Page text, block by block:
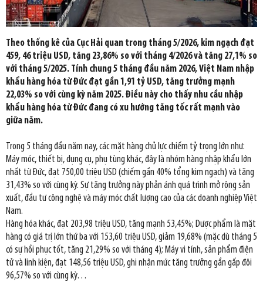
Theo thống kê của Cục Hải quan trong tháng 5/2026, kim ngạch đạt
459, 46 triệu USD, tăng 23,86% so với tháng 4/2026 và tăng 27,1% so
với tháng 5/2025. Tính chung 5 tháng đầu năm 2026, Việt Nam nhập
khẩu hàng hóa từ Đức đạt gần 1,91 tỷ USD, tăng trưởng mạnh
22,03% so với cùng kỳ năm 2025. Điều này cho thấy nhu cầu nhập
khẩu hàng hóa từ Đức đang có xu hướng tăng tốc rất mạnh vào
giữa năm.
Trong 5 tháng đầu năm nay, các mặt hàng chủ lực chiếm tỷ trọng lớn như:
Máy móc, thiết bị, dụng cụ, phụ tùng khác, đây là nhóm hàng nhập khẩu lớn
nhất từ Đức, đạt 750,00 triệu USD (chiếm gần 40% tổng kim ngạch) và tăng
31,43% so với cùng kỳ. Sự tăng trưởng này phản ánh quá trình mở rộng sản
xuất, đầu tư công nghệ và máy móc chất lượng cao của các doanh nghiệp Việt
Nam.
Hàng hóa khác, đạt 203,98 triệu USD, tăng mạnh 53,45%; Dược phẩm là mặt
hàng có giá trị lớn thứ ba với 153,60 triệu USD, giảm 19,68% (mặc dù tháng 5
có sự hồi phục tốt, tăng 21,29% so với tháng 4); Máy vi tính, sản phẩm điện
tử và linh kiện, đạt 148,56 triệu USD, ghi nhận mức tăng trưởng gần gấp đôi
96,57% so với cùng kỳ…